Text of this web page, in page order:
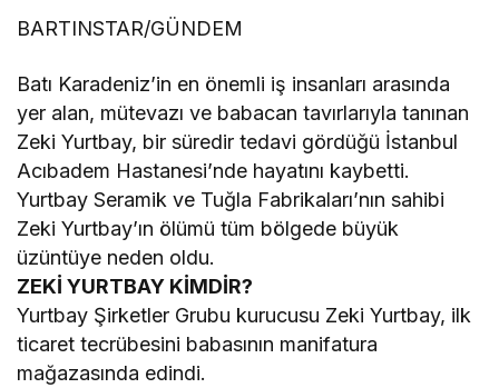
BARTINSTAR/GÜNDEM
Batı Karadeniz’in en önemli iş insanları arasında
yer alan, mütevazı ve babacan tavırlarıyla tanınan
Zeki Yurtbay, bir süredir tedavi gördüğü İstanbul
Acıbadem Hastanesi’nde hayatını kaybetti.
Yurtbay Seramik ve Tuğla Fabrikaları’nın sahibi
Zeki Yurtbay’ın ölümü tüm bölgede büyük
üzüntüye neden oldu.
ZEKİ YURTBAY KİMDİR?
Yurtbay Şirketler Grubu kurucusu Zeki Yurtbay, ilk
ticaret tecrübesini babasının manifatura
mağazasında edindi.